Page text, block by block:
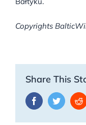
Copyrights
Share This
FacebookTwitter